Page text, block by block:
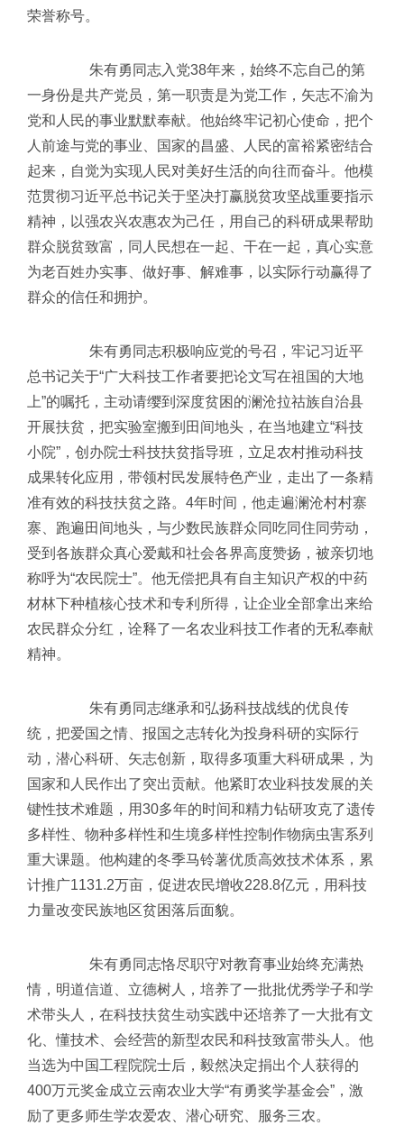
荣誉称号。
朱有勇同志入党38年来，始终不忘自己的第
一身份是共产党员，第一职责是为党工作，矢志不渝为
党和人民的事业默默奉献。他始终牢记初心使命，把个
人前途与党的事业、国家的昌盛、人民的富裕紧密结合
起来，自觉为实现人民对美好生活的向往而奋斗。他模
范贯彻习近平总书记关于坚决打赢脱贫攻坚战重要指示
精神，以强农兴农惠农为己任，用自己的科研成果帮助
群众脱贫致富，同人民想在一起、干在一起，真心实意
为老百姓办实事、做好事、解难事，以实际行动赢得了
群众的信任和拥护。
朱有勇同志积极响应党的号召，牢记习近平
总书记关于“广大科技工作者要把论文写在祖国的大地
上”的嘱托，主动请缨到深度贫困的澜沧拉祜族自治县
开展扶贫，把实验室搬到田间地头，在当地建立“科技
小院”，创办院士科技扶贫指导班，立足农村推动科技
成果转化应用，带领村民发展特色产业，走出了一条精
准有效的科技扶贫之路。4年时间，他走遍澜沧村村寨
寨、跑遍田间地头，与少数民族群众同吃同住同劳动，
受到各族群众真心爱戴和社会各界高度赞扬，被亲切地
称呼为“农民院士”。他无偿把具有自主知识产权的中药
材林下种植核心技术和专利所得，让企业全部拿出来给
农民群众分红，诠释了一名农业科技工作者的无私奉献
精神。
朱有勇同志继承和弘扬科技战线的优良传
统，把爱国之情、报国之志转化为投身科研的实际行
动，潜心科研、矢志创新，取得多项重大科研成果，为
国家和人民作出了突出贡献。他紧盯农业科技发展的关
键性技术难题，用30多年的时间和精力钻研攻克了遗传
多样性、物种多样性和生境多样性控制作物病虫害系列
重大课题。他构建的冬季马铃薯优质高效技术体系，累
计推广1131.2万亩，促进农民增收228.8亿元，用科技
力量改变民族地区贫困落后面貌。
朱有勇同志恪尽职守对教育事业始终充满热
情，明道信道、立德树人，培养了一批批优秀学子和学
术带头人，在科技扶贫生动实践中还培养了一大批有文
化、懂技术、会经营的新型农民和科技致富带头人。他
当选为中国工程院院士后，毅然决定捐出个人获得的
400万元奖金成立云南农业大学“有勇奖学基金会”，激
励了更多师生学农爱农、潜心研究、服务三农。